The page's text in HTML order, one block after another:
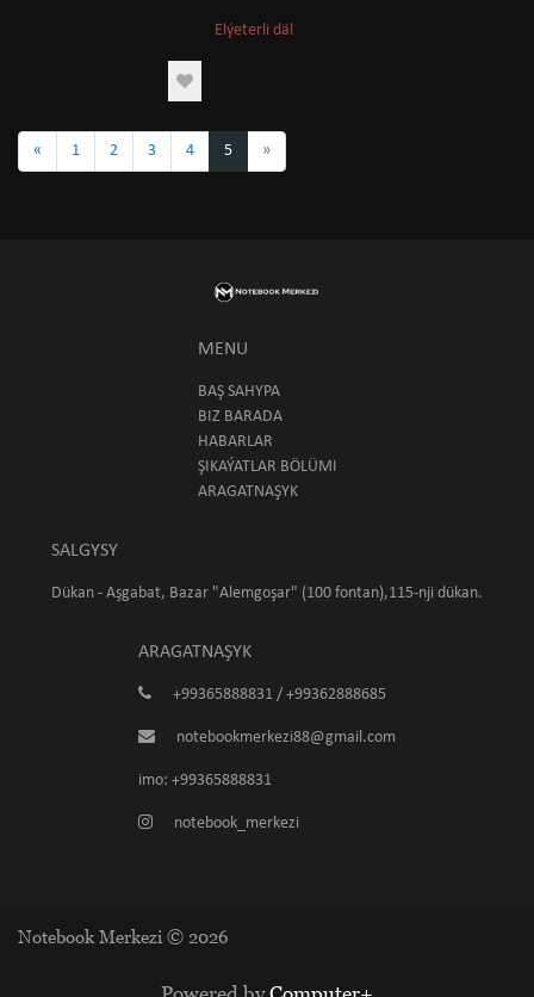
Elýeterli däl
« 1 2 3 4 5 »
MENU
BAŞ SAHYPA
BIZ BARADA
HABARLAR
ŞIKAÝATLAR BÖLÜMI
ARAGATNAŞYK
SALGYSY
Dükan - Aşgabat, Bazar "Alemgoşar" (100 fontan),115-nji dükan.
ARAGATNAŞYK
+99365888831 / +99362888685
notebookmerkezi88@gmail.com
imo: +99365888831
notebook_merkezi
Notebook Merkezi © 2026